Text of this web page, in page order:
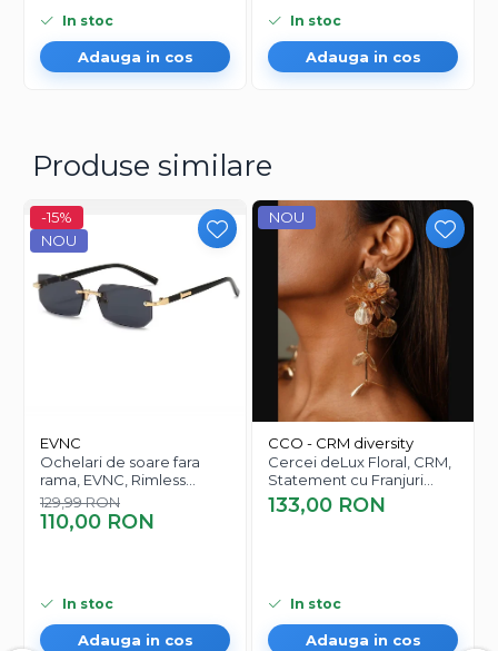
In stoc
Adauga in cos
In stoc
Adauga in cos
Produse similare
-15%
NOU
EVNC
Ochelari de soare fara
rama, EVNC, Rimless
Featherlight, unisex
129,99 RON
110,00 RON
In stoc
Adauga in cos
NOU
CCO - CRM diversity
Cercei deLux Floral, CRM,
Statement cu Franjuri
Elegante pentru Femei,
Auriu
133,00 RON
In stoc
Adauga in cos